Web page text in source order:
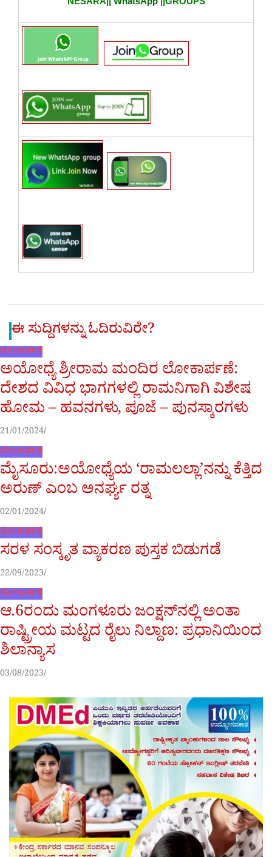
ಈ ಸುದ್ದಿಗಳನ್ನು ಓದಿರುವಿರೇ?
ಲೋಕಾರ್ಪಣೆ
ಅಯೋಧ್ಯೆ ಶ್ರೀರಾಮ ಮಂದಿರ ಲೋಕಾರ್ಪಣೆ:
ದೇಶದ ವಿವಿಧ ಭಾಗಗಳಲ್ಲಿ ರಾಮನಿಗಾಗಿ ವಿಶೇಷ
ಹೋಮ – ಹವನಗಳು, ಪೂಜೆ – ಪುನಸ್ಕಾರಗಳು
21/01/2024
ಲೋಕಾರ್ಪಣೆ
ಮೈಸೂರು:ಅಯೋಧ್ಯೆಯ ‘ರಾಮಲಲ್ಲಾ’ನನ್ನು ಕೆತ್ತಿದ
ಅರುಣ್ ಎಂಬ ಅನರ್ಘ್ಯ ರತ್ನ
02/01/2024
ಲೋಕಾರ್ಪಣೆ
ಸರಳ ಸಂಸ್ಕೃತ ವ್ಯಾಕರಣ ಪುಸ್ತಕ ಬಿಡುಗಡೆ
22/09/2023
ಲೋಕಾರ್ಪಣೆ
ಆ.6ರಂದು ಮಂಗಳೂರು ಜಂಕ್ಷನ್‌ನಲ್ಲಿ ಅಂತಾ
ರಾಷ್ಟ್ರೀಯ ಮಟ್ಟದ ರೈಲು ನಿಲ್ದಾಣ: ಪ್ರಧಾನಿಯಿಂದ
ಶಿಲಾನ್ಯಾಸ
03/08/2023